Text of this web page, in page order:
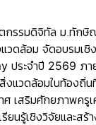
กรรมดิจิทัล ม.ทักษิ
แวดล้อม จัดอบรมเ
ประจำปี 2569 ภา
งแวดล้อมในท้องถิ่น
ศ เสริมศักยภาพครู
ยนรู้เชิงวิจัยและสร้